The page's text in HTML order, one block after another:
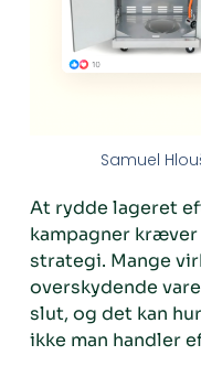
Samuel
At rydde lageret
kampagner
strategi. Mange
overskydende
slut, og det kan
ikke man handler